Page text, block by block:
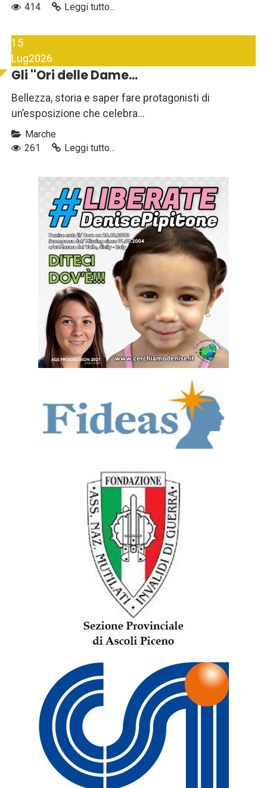
414
Leggi tutto...
15
Lug2026
Gli ''Ori delle Dame...
Bellezza, storia e saper fare protagonisti di
un’esposizione che celebra...
Marche
261
Leggi tutto...